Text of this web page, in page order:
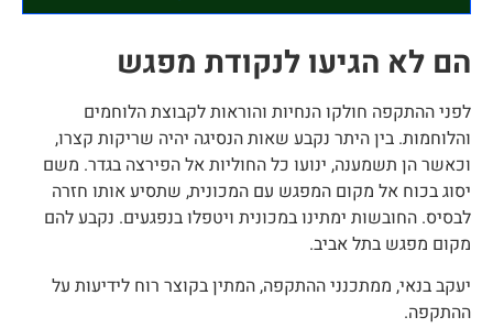
הם לא הגיעו לנקודת מפגש
לפני ההתקפה חולקו הנחיות והוראות לקבוצת הלוחמים
והלוחמות. בין היתר נקבע שאות הנסיגה יהיה שריקות קצרו,
וכאשר הן תשמענה, ינועו כל החוליות אל הפירצה בגדר. משם
יסוג בכוח אל מקום המפגש עם המכונית, שתסיע אותו חזרה
לבסיס. החובשות ימתינו במכונית ויטפלו בנפגעים. נקבע להם
מקום מפגש בתל אביב.
יעקב בנאי, ממתכנני ההתקפה, המתין בקוצר רוח לידיעות על
ההתקפה.